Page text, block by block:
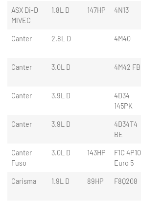
ASX Di-D
MIVEC
1.8L D 147HP 4N13
Canter 2.8L D 4M40
Canter 3.0L D 4M42 FB
Canter 3.9L D
4D34
145PK
Canter 3.9L D
4D34T4
BE
Canter
Fuso
3.0L D 143HP
F1C 4P10
Euro 5
Carisma 1.9L D 89HP F8Q208